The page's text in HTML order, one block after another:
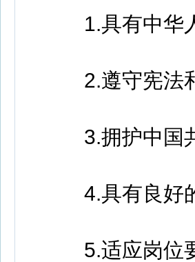
1.具有中华
2.遵守宪法
3.拥护中国共
4.具有良好的
5.适应岗位